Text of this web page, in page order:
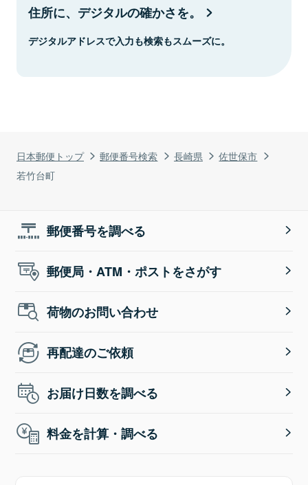
日本郵便トップ 郵便番号検索 長崎県
佐世保市
若竹台町
住所に、デジタルの確かさを。
デジタルアドレスで入力も検索もスムーズに。
郵便番号を調べる
郵便局・ATM・ポストをさがす
荷物のお問い合わせ
再配達のご依頼
お届け日数を調べる
料金を計算・調べる